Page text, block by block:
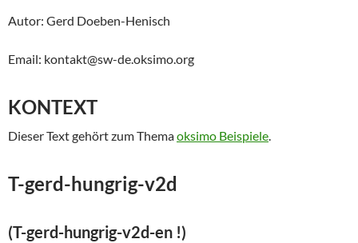
Autor: Gerd Doeben-Henisch
Email: kontakt@sw-de.oksimo.org
KONTEXT
Dieser Text gehört zum Themaoksimo Beispiele.
T-gerd-hungrig-v2d
(T-gerd-hungrig-v2d-en !)